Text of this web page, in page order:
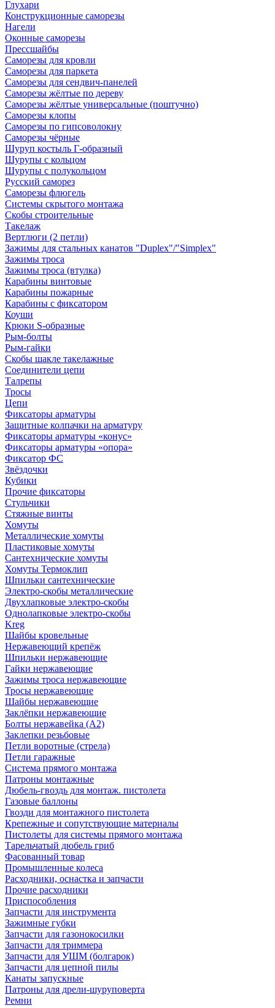
Глухари
Конструкционные саморезы
Нагели
Оконные саморезы
Прессшайбы
Саморезы для кровли
Саморезы для паркета
Саморезы для сендвич-панелей
Саморезы жёлтые по дереву
Саморезы жёлтые универсальные (поштучно)
Саморезы клопы
Саморезы по гипсоволокну
Саморезы чёрные
Шуруп костыль Г-образный
Шурупы с кольцом
Шурупы с полукольцом
Русский саморез
Саморезы флюгель
Системы скрытого монтажа
Скобы строительные
Такелаж
Вертлюги (2 петли)
Зажимы для стальных канатов "Duplex"/"Simplex"
Зажимы троса
Зажимы троса (втулка)
Карабины винтовые
Карабины пожарные
Карабины с фиксатором
Коуши
Крюки S-образные
Рым-болты
Рым-гайки
Скобы шакле такелажные
Соединители цепи
Талрепы
Тросы
Цепи
Фиксаторы арматуры
Защитные колпачки на арматуру
Фиксаторы арматуры «конус»
Фиксаторы арматуры «опора»
Фиксатор ФС
Звёздочки
Кубики
Прочие фиксаторы
Стульчики
Стяжные винты
Хомуты
Металлические хомуты
Пластиковые хомуты
Сантехнические хомуты
Хомуты Термоклип
Шпильки сантехнические
Электро-скобы металлические
Двухлапковые электро-скобы
Однолапковые электро-скобы
Kreg
Шайбы кровельные
Нержавеющий крепёж
Шпильки нержавеющие
Гайки нержавеющие
Зажимы троса нержавеющие
Тросы нержавеющие
Шайбы нержавеющие
Заклёпки нержавеющие
Болты нержавейка (А2)
Заклепки резьбовые
Петли воротные (стрела)
Петли гаражные
Система прямого монтажа
Патроны монтажные
Дюбель-гвоздь для монтаж. пистолета
Газовые баллоны
Гвозди для монтажного пистолета
Крепежные и сопутствующие материалы
Пистолеты для системы прямого монтажа
Тарельчатый дюбель гриб
Фасованный товар
Промышленные колеса
Расходники, оснастка и запчасти
Прочие расходники
Приспособления
Запчасти для инструмента
Зажимные губки
Запчасти для газонокосилки
Запчасти для триммера
Запчасти для УШМ (болгарок)
Запчасти для цепной пилы
Канаты запускные
Патроны для дрели-шуруповерта
Ремни